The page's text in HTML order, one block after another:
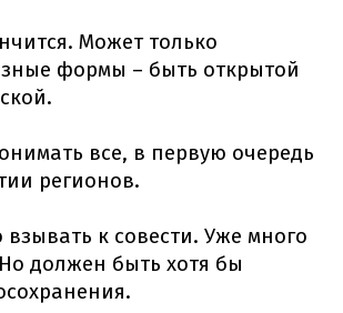
Может только
формы – быть открытой
все, в первую очередь
регионов.
взывать к совести. Уже много
должен быть хотя бы